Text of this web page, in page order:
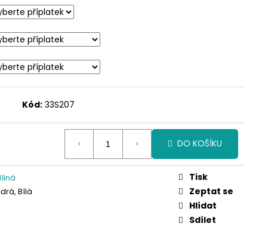
Kód: 33S207
DO KOŠÍKU
Bílá
Tisk
Zeptat se
Hlídat
Sdílet